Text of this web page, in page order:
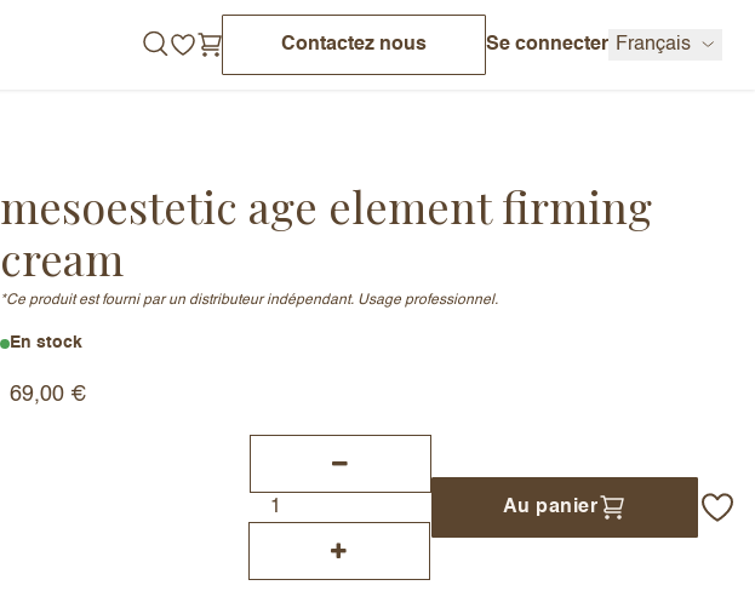
Contactez nous Se connecter Français
mesoestetic age element firming
cream
*Ce produit est fourni par un distributeur indépendant. Usage professionnel.
En stock
69,00 €
Au panier